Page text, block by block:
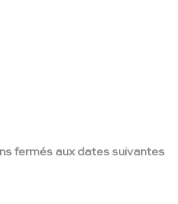
fermés aux dates suivantes